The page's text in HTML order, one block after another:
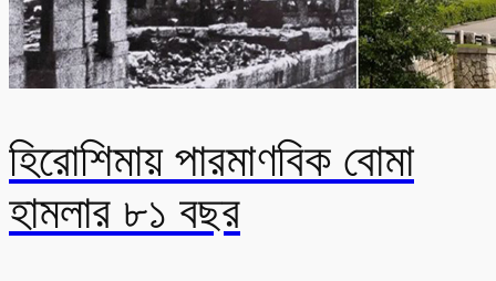
হিরোশিমায় পারমাণবিক বোমা
হামলার ৮১ বছর